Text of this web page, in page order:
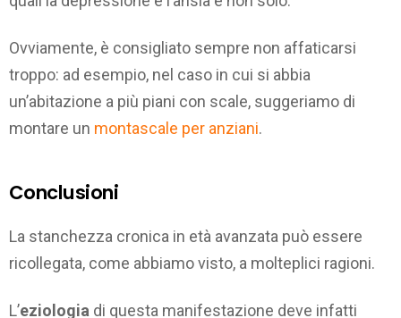
Ovviamente, è consigliato sempre non affaticarsi
troppo: ad esempio, nel caso in cui si abbia
un’abitazione a più piani con scale, suggeriamo di
montare un montascale per anziani.
Conclusioni
La stanchezza cronica in età avanzata può essere
ricollegata, come abbiamo visto, a molteplici ragioni.
L’eziologia di questa manifestazione deve infatti